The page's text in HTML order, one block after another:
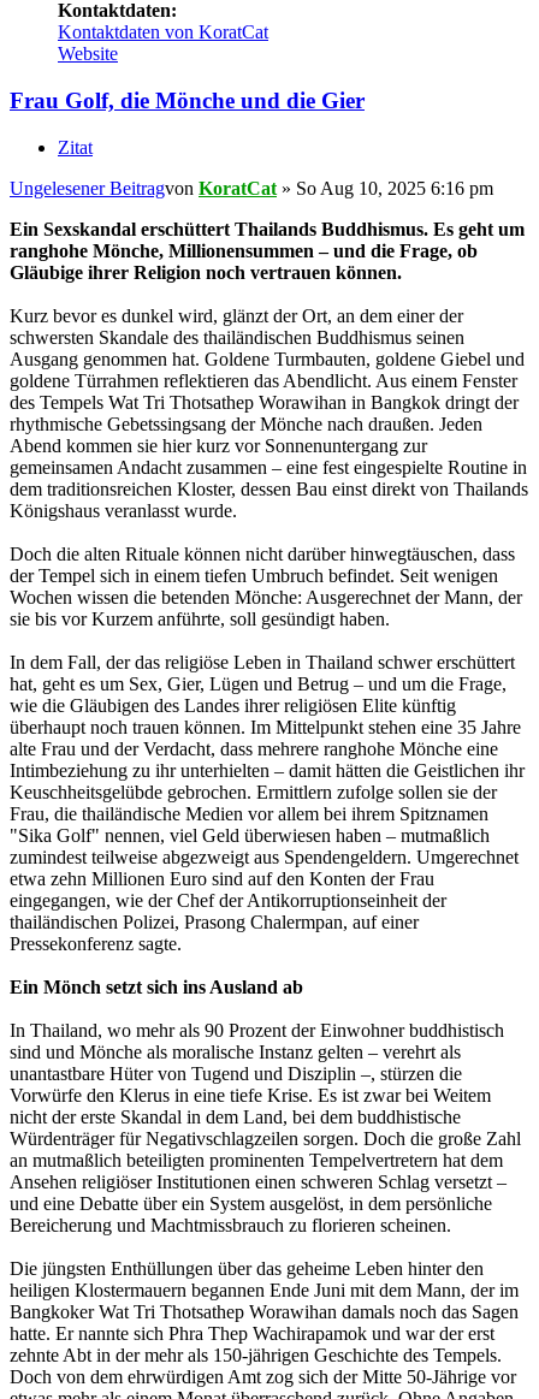
Kontaktdaten:
Kontaktdaten von KoratCat
Website
Frau Golf, die Mönche und die Gier
Zitat
Ungelesener Beitragvon KoratCat » So Aug 10, 2025 6:16 pm
Ein Sexskandal erschüttert Thailands Buddhismus. Es geht um
ranghohe Mönche, Millionensummen – und die Frage, ob
Gläubige ihrer Religion noch vertrauen können.
Kurz bevor es dunkel wird, glänzt der Ort, an dem einer der
schwersten Skandale des thailändischen Buddhismus seinen
Ausgang genommen hat. Goldene Turmbauten, goldene Giebel und
goldene Türrahmen reflektieren das Abendlicht. Aus einem Fenster
des Tempels Wat Tri Thotsathep Worawihan in Bangkok dringt der
rhythmische Gebetssingsang der Mönche nach draußen. Jeden
Abend kommen sie hier kurz vor Sonnenuntergang zur
gemeinsamen Andacht zusammen – eine fest eingespielte Routine in
dem traditionsreichen Kloster, dessen Bau einst direkt von Thailands
Königshaus veranlasst wurde.
Doch die alten Rituale können nicht darüber hinwegtäuschen, dass
der Tempel sich in einem tiefen Umbruch befindet. Seit wenigen
Wochen wissen die betenden Mönche: Ausgerechnet der Mann, der
sie bis vor Kurzem anführte, soll gesündigt haben.
In dem Fall, der das religiöse Leben in Thailand schwer erschüttert
hat, geht es um Sex, Gier, Lügen und Betrug – und um die Frage,
wie die Gläubigen des Landes ihrer religiösen Elite künftig
überhaupt noch trauen können. Im Mittelpunkt stehen eine 35 Jahre
alte Frau und der Verdacht, dass mehrere ranghohe Mönche eine
Intimbeziehung zu ihr unterhielten – damit hätten die Geistlichen ihr
Keuschheitsgelübde gebrochen. Ermittlern zufolge sollen sie der
Frau, die thailändische Medien vor allem bei ihrem Spitznamen
"Sika Golf" nennen, viel Geld überwiesen haben – mutmaßlich
zumindest teilweise abgezweigt aus Spendengeldern. Umgerechnet
etwa zehn Millionen Euro sind auf den Konten der Frau
eingegangen, wie der Chef der Antikorruptionseinheit der
thailändischen Polizei, Prasong Chalermpan, auf einer
Pressekonferenz sagte.
Ein Mönch setzt sich ins Ausland ab
In Thailand, wo mehr als 90 Prozent der Einwohner buddhistisch
sind und Mönche als moralische Instanz gelten – verehrt als
unantastbare Hüter von Tugend und Disziplin –, stürzen die
Vorwürfe den Klerus in eine tiefe Krise. Es ist zwar bei Weitem
nicht der erste Skandal in dem Land, bei dem buddhistische
Würdenträger für Negativschlagzeilen sorgen. Doch die große Zahl
an mutmaßlich beteiligten prominenten Tempelvertretern hat dem
Ansehen religiöser Institutionen einen schweren Schlag versetzt –
und eine Debatte über ein System ausgelöst, in dem persönliche
Bereicherung und Machtmissbrauch zu florieren scheinen.
Die jüngsten Enthüllungen über das geheime Leben hinter den
heiligen Klostermauern begannen Ende Juni mit dem Mann, der im
Bangkoker Wat Tri Thotsathep Worawihan damals noch das Sagen
hatte. Er nannte sich Phra Thep Wachirapamok und war der erst
zehnte Abt in der mehr als 150-jährigen Geschichte des Tempels.
Doch von dem ehrwürdigen Amt zog sich der Mitte 50-Jährige vor